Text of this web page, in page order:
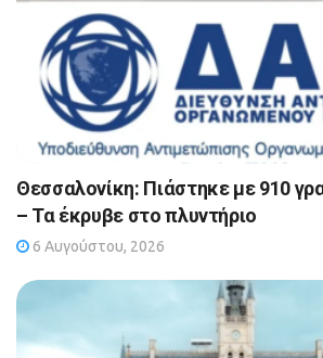
Θεσσαλονίκη: Πιάστηκε με 910
– Τα έκρυβε στο πλυντήριο
6 Αυγούστου, 2026